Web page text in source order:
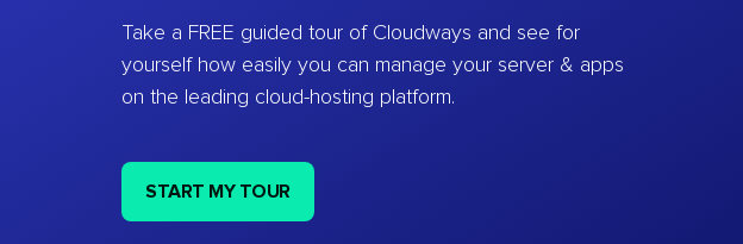
Take a FREE guided tour of Cloudways and see for
yourself how easily you can manage your server & apps
on the leading cloud-hosting platform.
START MY TOUR